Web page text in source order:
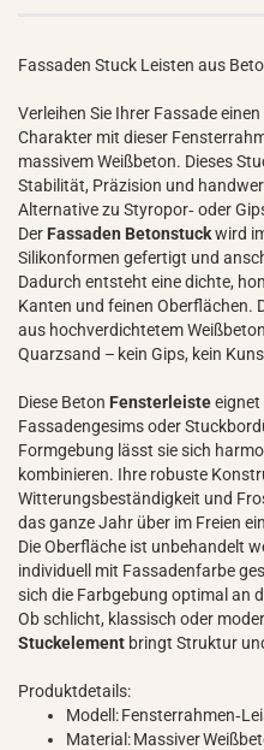
Fassaden Stuck Leisten aus
Verleihen Sie Ihrer Fassade
Charakter mit dieser
massivem Weißbeton. Dieses
Stabilität, Präzision und
Alternative zu Styropor‑ oder
Der Fassaden Betonstuckwird
Silikonformen gefertigt und
Dadurch entsteht eine dichte,
Kanten und feinen Oberflächen.
aus hochverdichtetem
Quarzsand – kein Gips, kein
Diese Beton Fensterleisteeignet
Fassadengesims oder
Formgebung lässt sie sich
kombinieren. Ihre robuste
Witterungsbeständigkeit und
das ganze Jahr über im Freien
Die Oberfläche ist unbehandelt
individuell mit Fassadenfarbe
sich die Farbgebung optimal an
Ob schlicht, klassisch oder
Stuckelement bringt Struktur
Produktdetails:
Modell:
Material: Massiver